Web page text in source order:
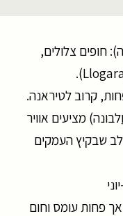
חופים צלולים,
קרוב לטיראנה.
מציעים אוויר
לב שבקיץ העמקים
פחות עומס וחום